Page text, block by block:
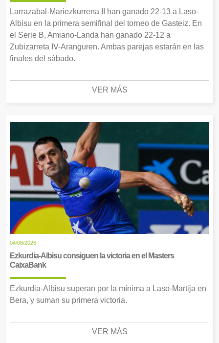
Larrazabal-Mariezkurrena II han ganado 22-13 a Laso-
Albisu en la primera semifinal del torneo de Gasteiz. En
el Serie B, Amiano-Landa han ganado 22-12 a
Zubizarreta IV-Aranguren. Ambas parejas estarán en las
finales del sábado.
VER MÁS
04/08/2026
Ezkurdia-Albisu consiguen la victoria en el Masters
CaixaBank
Ezkurdia-Albisu superan por la mínima a Laso-Martija en
Bera, y suman su primera victoria.
VER MÁS